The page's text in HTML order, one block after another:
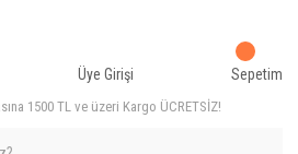
1500 TL ve üzeri Kargo ÜCRETSİZ!
Üye Girişi Sepetim